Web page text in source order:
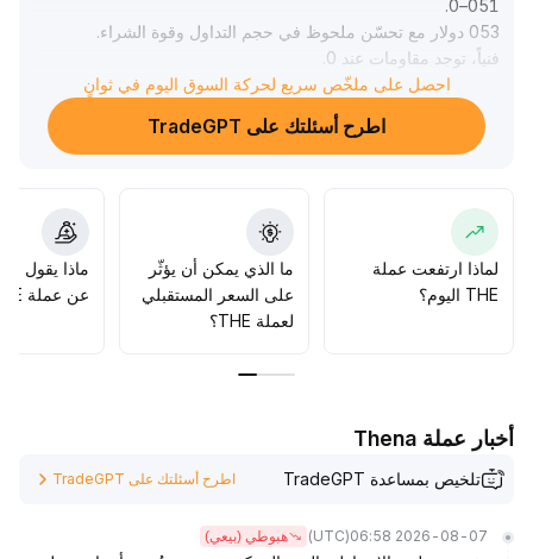
051–0
.
053 دولار مع تحسّن ملحوظ في حجم التداول وقوة الشراء
.
فنياً، توجد مقاومات عند 0
.
0561 دولار، والدعوم بين 0
049–0
057–0
058 دولار
يُنصح بالتداول مع الاتجاه ومراقبة التغيرات في المخاطر، مع بناء
المراكز تدريجياً والالتزام بإدارة المخاطر والتركيز على التطورات
احصل على ملخّص سريع لحركة السوق اليوم في ثوانٍ
اطرح أسئلتك على TradeGPT
لماذا ارتفعت عملة
THE اليوم؟
ما الذي يمكن أن يؤثّر
على السعر المستقبلي
لعملة THE؟
ماذا يقول
عن عملة THE؟
أخبار عملة Thena
تلخيص بمساعدة TradeGPT اطرح أسئلتك على TradeGPT
2026-08-07 06:58
(UTC) هبوطي (بيعي)